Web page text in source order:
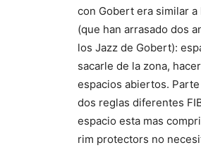
con Gobert era similar a
(que han arrasado dos
los Jazz de Gobert):
sacarle de la zona,
espacios abiertos.
dos reglas diferentes
espacio esta mas
rim protectors no